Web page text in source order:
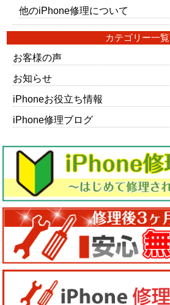
他のiPhone修理について
カテゴリー一覧
お客様の声
お知らせ
iPhoneお役立ち情報
iPhone修理ブログ